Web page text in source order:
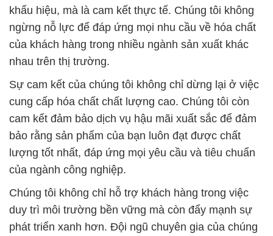
khẩu hiệu, mà là cam kết thực tế. Chúng tôi không
ngừng nỗ lực để đáp ứng mọi nhu cầu về hóa chất
của khách hàng trong nhiều ngành sản xuất khác
nhau trên thị trường.
Sự cam kết của chúng tôi không chỉ dừng lại ở việc
cung cấp hóa chất chất lượng cao. Chúng tôi còn
cam kết đảm bảo dịch vụ hậu mãi xuất sắc để đảm
bảo rằng sản phẩm của bạn luôn đạt được chất
lượng tốt nhất, đáp ứng mọi yêu cầu và tiêu chuẩn
của ngành công nghiệp.
Chúng tôi không chỉ hỗ trợ khách hàng trong việc
duy trì môi trường bền vững mà còn đẩy mạnh sự
phát triển xanh hơn. Đội ngũ chuyên gia của chúng